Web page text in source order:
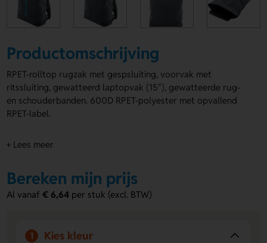
Productomschrijving
RPET-rolltop rugzak met gespsluiting, voorvak met
ritssluiting, gewatteerd laptopvak (15"), gewatteerde rug-
en schouderbanden. 600D RPET-polyester met opvallend
RPET-label.
+ Lees meer
Bereken mijn prijs
Al vanaf€ 6,64 per stuk (excl. BTW)
1 Kies kleur